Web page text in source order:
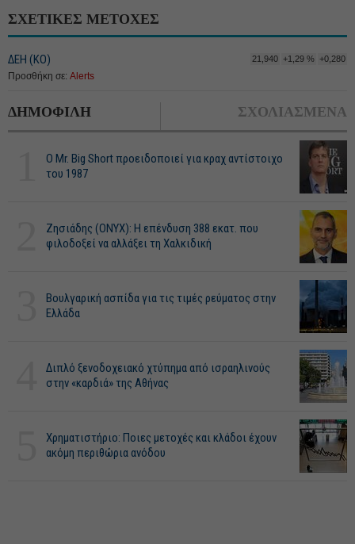
ΣΧΕΤΙΚΕΣ ΜΕΤΟΧΕΣ
ΔΕΗ (ΚΟ) 21,940 +1,29 % +0,280
Προσθήκη σε: Alerts
ΔΗΜΟΦΙΛΗ ΣΧΟΛΙΑΣΜΕΝΑ
O Mr. Big Short προειδοποιεί για κραχ αντίστοιχο
του 1987
Ζησιάδης (ONYX): Η επένδυση 388 εκατ. που
φιλοδοξεί να αλλάξει τη Χαλκιδική
Βουλγαρική ασπίδα για τις τιμές ρεύματος στην
Ελλάδα
Διπλό ξενοδοχειακό χτύπημα από ισραηλινούς
στην «καρδιά» της Αθήνας
Χρηματιστήριο: Ποιες μετοχές και κλάδοι έχουν
ακόμη περιθώρια ανόδου